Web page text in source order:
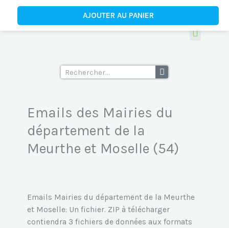
contenu
Rechercher
Emails des Mairies du
département de la
Meurthe et Moselle (54)
Emails Mairies du département de la Meurthe
et Moselle: Un fichier. ZIP à télécharger
contiendra 3 fichiers de données aux formats
quantité
Emails
Meurthe
AJOUTER AU PANIER